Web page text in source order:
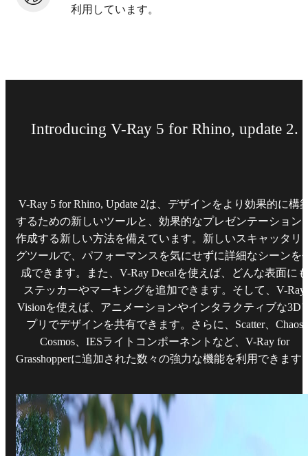
利用しています。
Introducing V-Ray 5 for Rhino, update 2.
V-Ray 5 for Rhino, Update 2は、デザインをより効果的に構
するための新しいツールと、効果的なプレゼンテーション
作成する新しい方法を備えています。新しいスキャッタリ
グツールで、パフォーマンスを気にせずに詳細なシーンを
成できます。また、V-Ray Decalを使えば、どんな表面にも
ステッカーやマーキングを追加できます。そして、V-Ray
Visionを使えば、アニメーションやインタラクティブな3D
プリでデザインを共有できます。さらに、Scatter、Chaos
Cosmos、IESライトコンポーネントなど、V-Ray for
Grasshopperに追加された数々の強力な機能を利用できます